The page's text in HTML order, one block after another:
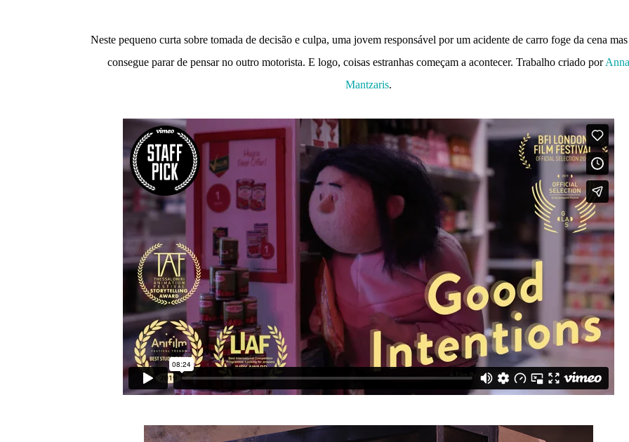
Neste pequeno curta sobre tomada de decisão e culpa, uma jovem responsável por um acidente de carro foge da cena
consegue parar de pensar no outro motorista. E logo, coisas estranhas começam a acontecer. Trabalho criado porAnna
Mantzaris.